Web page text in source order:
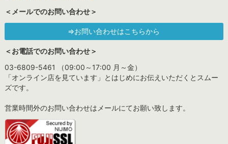
＜メールでのお問い合わせ＞
⇒お問い合わせはこちらから
＜お電話でのお問い合わせ＞
03-6809-5461 （09:00～17:00 月～金）
「オンライン店を見ています」とはじめにお伝えいただくとスムー
ズです。
営業時間外のお問い合わせはメールにてお願い致します。